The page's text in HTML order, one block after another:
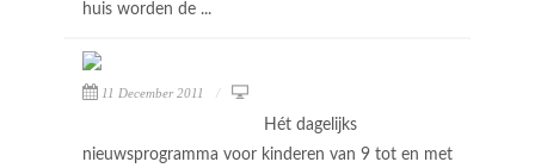
huis worden de ...
11 December 2011
Hét dagelijks
nieuwsprogramma voor kinderen van 9 tot en met